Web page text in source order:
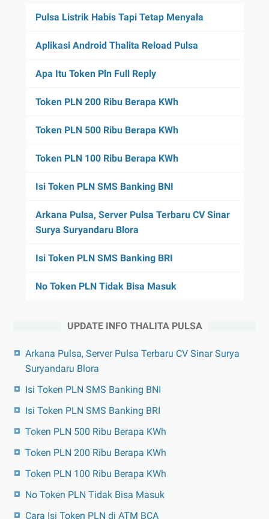
Pulsa Listrik Habis Tapi Tetap Menyala
Aplikasi Android Thalita Reload Pulsa
Apa Itu Token Pln Full Reply
Token PLN 200 Ribu Berapa KWh
Token PLN 500 Ribu Berapa KWh
Token PLN 100 Ribu Berapa KWh
Isi Token PLN SMS Banking BNI
Arkana Pulsa, Server Pulsa Terbaru CV Sinar
Surya Suryandaru Blora
Isi Token PLN SMS Banking BRI
No Token PLN Tidak Bisa Masuk
UPDATE INFO THALITA PULSA
Arkana Pulsa, Server Pulsa Terbaru CV Sinar Surya
Suryandaru Blora
Isi Token PLN SMS Banking BNI
Isi Token PLN SMS Banking BRI
Token PLN 500 Ribu Berapa KWh
Token PLN 200 Ribu Berapa KWh
Token PLN 100 Ribu Berapa KWh
No Token PLN Tidak Bisa Masuk
Cara Isi Token PLN di ATM BCA